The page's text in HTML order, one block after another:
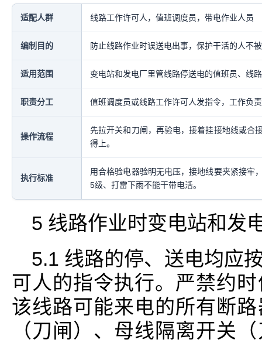
适配人群 线路工作许可人，值班调度员，带电作业人员
编制目的 防止线路作业时误送电出事，保护干活的人不
适用范围 变电站和发电厂里管线路停送电的值班员、线
职责分工 值班调度员或线路工作许可人发指令，工作负
操作流程
先拉开关和刀闸，再验电，接着挂接地线或合
得上。
执行标准
用合格验电器验明无电压，接地线要夹紧接牢
5级、打雷下雨不能干带电活。
5 线路作业时变电站和发
5.1 线路的停、送电均应
可人的指令执行。严禁约
该线路可能来电的所有断
（刀闸）、母线隔离开关